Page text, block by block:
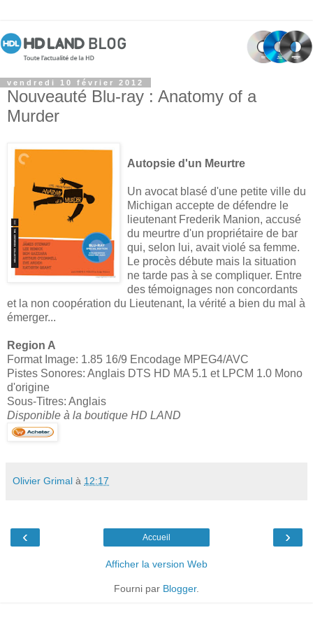
vendredi 10 février 2012
Nouveauté Blu-ray : Anatomy of a
Murder
Autopsie d'un Meurtre
Un avocat blasé d'une petite ville du
Michigan accepte de défendre le
lieutenant Frederik Manion, accusé
du meurtre d'un propriétaire de bar
qui, selon lui, avait violé sa femme.
Le procès débute mais la situation
ne tarde pas à se compliquer. Entre
des témoignages non concordants
et la non coopération du Lieutenant, la vérité a bien du mal à
émerger...
Region A
Format Image: 1.85 16/9 Encodage MPEG4/AVC
Pistes Sonores: Anglais DTS HD MA 5.1 et LPCM 1.0 Mono
d'origine
Sous-Titres: Anglais
Disponible à la boutique HD LAND
Olivier Grimal à 12:17
‹ ›
Accueil
Afficher la version Web
Fourni par Blogger.